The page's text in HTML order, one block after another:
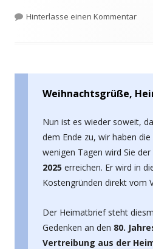
am
Hinterlasse einen Kommentarzu
Weihnachtsgrüße,
Nun ist es wieder soweit,
dem Ende zu, wir haben
wenigen Tagen wird Sie der
2025 erreichen. Er wird in
Kostengründen direkt vom
Der Heimatbrief steht
Gedenken an den 80.
Vertreibung aus der